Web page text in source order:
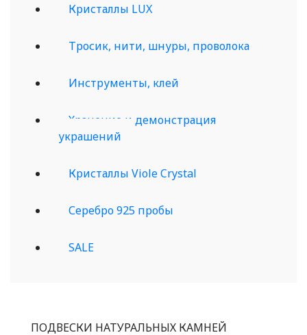
Кристаллы LUX
Тросик, нити, шнуры, проволока
Инструменты, клей
Хранение и демонстрация
украшений
Кристаллы Viole Crystal
Серебро 925 пробы
SALE
ПОДВЕСКИ НАТУРАЛЬНЫХ КАМНЕЙ